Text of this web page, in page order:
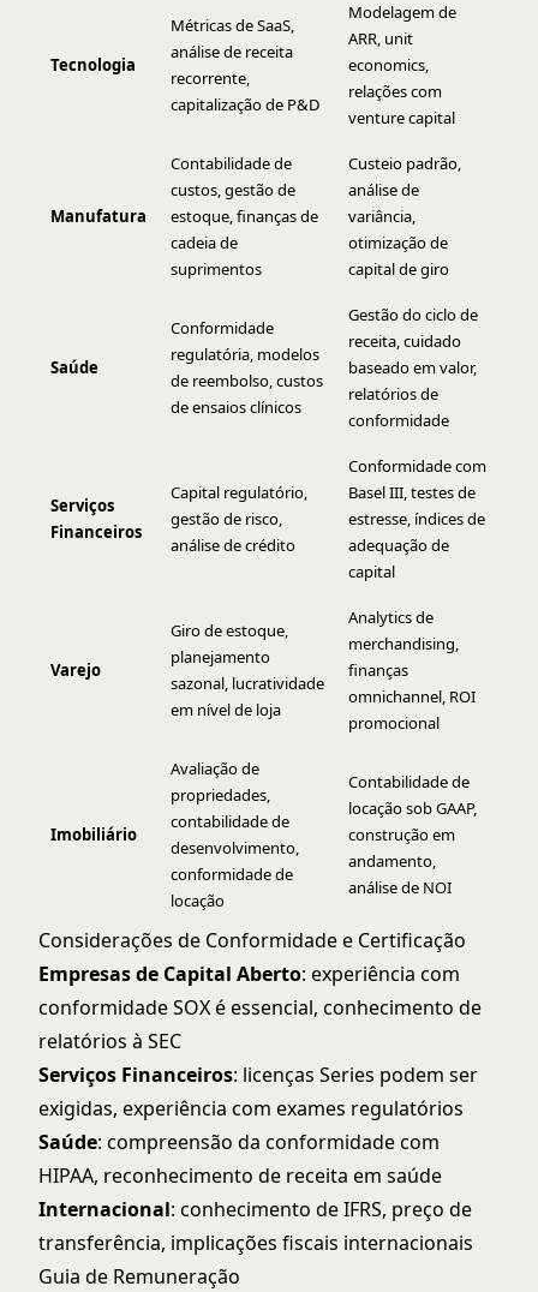
Tecnologia
Métricas de SaaS,
análise de receita
recorrente,
capitalização de P&D
Modelagem de
ARR, unit
economics,
relações com
venture capital
Manufatura
Contabilidade de
custos, gestão de
estoque, finanças de
cadeia de
suprimentos
Custeio padrão,
análise de
variância,
otimização de
capital de giro
Saúde
Conformidade
regulatória, modelos
de reembolso, custos
de ensaios clínicos
Gestão do ciclo de
receita, cuidado
baseado em valor,
relatórios de
conformidade
Serviços
Financeiros
Capital regulatório,
gestão de risco,
análise de crédito
Conformidade com
Basel III, testes de
estresse, índices de
adequação de
capital
Varejo
Giro de estoque,
planejamento
sazonal, lucratividade
em nível de loja
Analytics de
merchandising,
finanças
omnichannel, ROI
promocional
Imobiliário
Avaliação de
propriedades,
contabilidade de
desenvolvimento,
conformidade de
locação
Contabilidade de
locação sob GAAP,
construção em
andamento,
análise de NOI
Considerações de Conformidade e Certificação
Empresas de Capital Aberto: experiência com
conformidade SOX é essencial, conhecimento de
relatórios à SEC
Serviços Financeiros: licenças Series podem ser
exigidas, experiência com exames regulatórios
Saúde: compreensão da conformidade com
HIPAA, reconhecimento de receita em saúde
Internacional: conhecimento de IFRS, preço de
transferência, implicações fiscais internacionais
Guia de Remuneração